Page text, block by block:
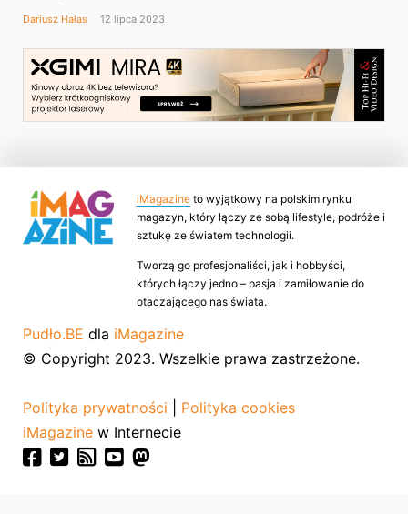
Dariusz Hałas 12 lipca 2023
iMagazine to wyjątkowy na polskim rynku
magazyn, który łączy ze sobą lifestyle, podróże i
sztukę ze światem technologii.
Tworzą go profesjonaliści, jak i hobbyści,
których łączy jedno – pasja i zamiłowanie do
otaczającego nas świata.
Pudło.BE dla iMagazine
© Copyright 2023. Wszelkie prawa zastrzeżone.
Polityka prywatności
Polityka cookies
iMagazine w Internecie